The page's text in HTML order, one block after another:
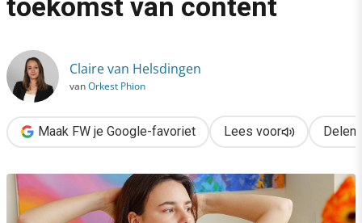
toekomst van content
Claire van Helsdingen
vanOrkest Phion
Maak FW je Google-favoriet Lees voor Delen